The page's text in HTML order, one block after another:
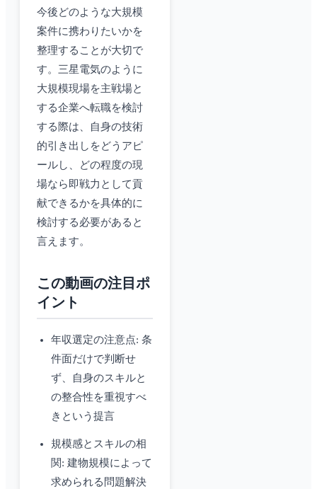
今後どのような大規模
案件に携わりたいかを
整理することが大切で
す。三星電気のように
大規模現場を主戦場と
する企業へ転職を検討
する際は、自身の技術
的引き出しをどうアピ
ールし、どの程度の現
場なら即戦力として貢
献できるかを具体的に
検討する必要があると
言えます。
この動画の注目ポ
イント
年収選定の注意点: 条
件面だけで判断せ
ず、自身のスキルと
の整合性を重視すべ
きという提言
規模感とスキルの相
関: 建物規模によって
求められる問題解決